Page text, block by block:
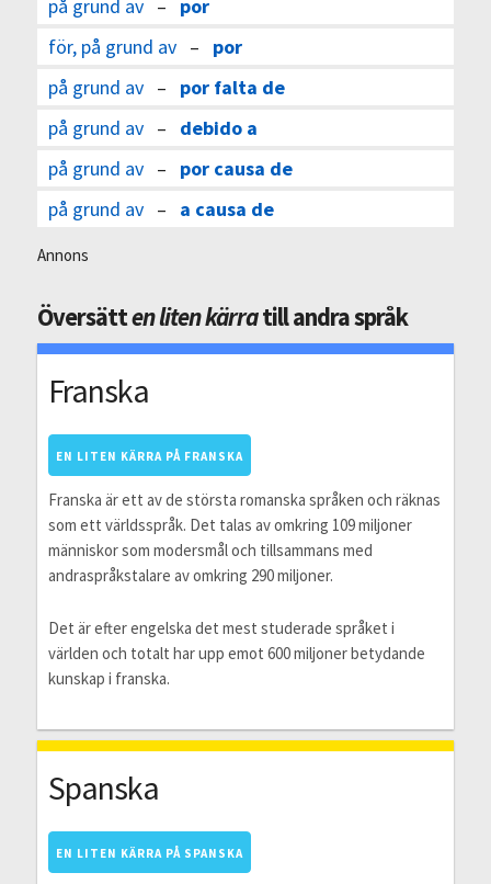
på grund av– por
för, på grund av– por
på grund av– por falta de
på grund av– debido a
på grund av– por causa de
på grund av– a causa de
Annons
Översätten liten kärratill andra språk
Franska
EN LITEN KÄRRA PÅ FRANSKA
Franska är ett av de största romanska språken och räknas
som ett världsspråk. Det talas av omkring 109 miljoner
människor som modersmål och tillsammans med
andraspråkstalare av omkring 290 miljoner.
Det är efter engelska det mest studerade språket i
världen och totalt har upp emot 600 miljoner betydande
kunskap i franska.
Spanska
EN LITEN KÄRRA PÅ SPANSKA